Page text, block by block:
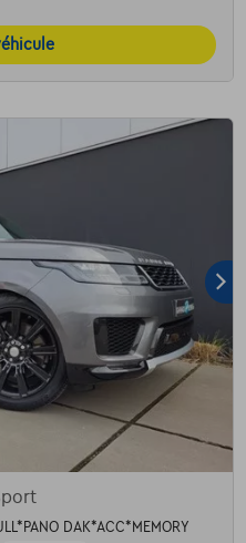
DAK*ACC*MEMORY